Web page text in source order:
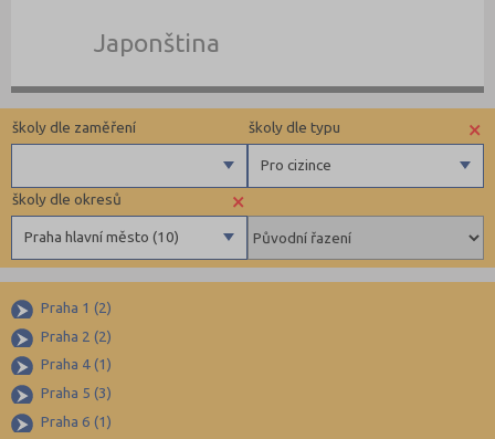
Japonština
×
Praha hlavní město (10)
školy dle okresů
Praha hlavní město (10)
×
Pro cizince
školy dle typu
Pomaturitní
Docházkové
školy dle zaměření
Angličtina
Němčina
Ruština
Francouzština
Španělština
Italština
Japonština
Praha 1 (2)
Praha 2 (2)
Praha 4 (1)
Praha 5 (3)
Praha 6 (1)